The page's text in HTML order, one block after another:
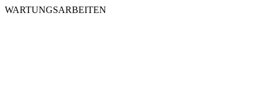
WARTUNGSARBEITEN